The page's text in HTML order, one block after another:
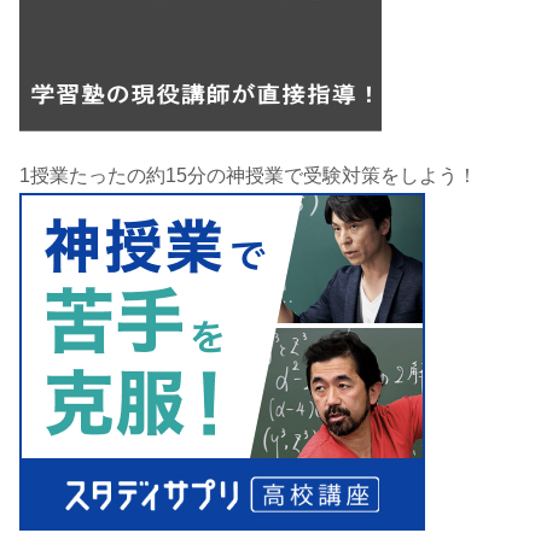
1授業たったの約15分の神授業で受験対策をしよう！